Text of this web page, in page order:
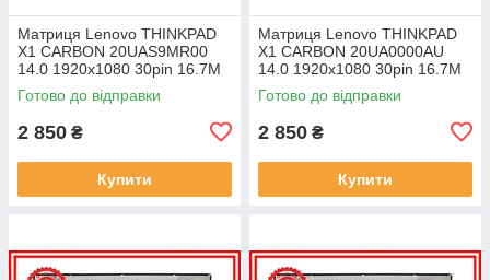
Матриця Lenovo THINKPAD
X1 CARBON 20UAS9MR00
14.0 1920x1080 30pin 16.7M
45% NTSC 300 cd/m² для
ноутбука
Готово до відправки
2 850 ₴
Купити
Матриця Lenovo THINKPAD
X1 CARBON 20UA0000AU
14.0 1920x1080 30pin 16.7M
45% NTSC 300 cd/m² для
ноутбука
Готово до відправки
2 850 ₴
Купити